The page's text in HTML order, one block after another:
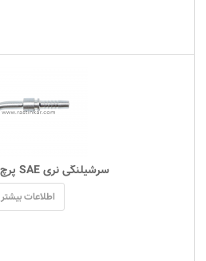
سرشیلنگی نری SAE پرچ برعکس خم
اطلاعات بیشتر